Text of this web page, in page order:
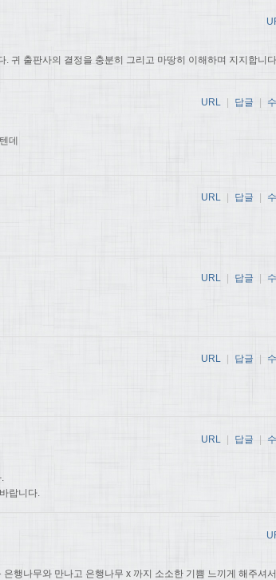
. 귀 출판사의 결정을 충분히 그리고 마땅히 이해하며 지지합니
데
URL | 답글 |
URL 답글
URL 답글
URL 답글
랍니다.
URL | 답글 |
행나무와 만나고 은행나무 x 까지 소소한 기쁨 느끼게 해주셔